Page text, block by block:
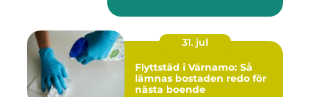
31. jul
Flyttstäd i Värnamo: Så
lämnas bostaden redo för
nästa boende